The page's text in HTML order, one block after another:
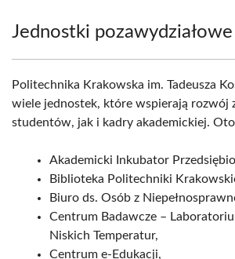
Jednostki pozawydziałowe
Politechnika Krakowska im. Tadeusza
wiele jednostek, które wspierają rozwój
studentów, jak i kadry akademickiej.
Akademicki Inkubator
Biblioteka Politechniki
Biuro ds. Osób z
Centrum Badawcze –
Niskich Temperatur,
Centrum e-Edukacji,